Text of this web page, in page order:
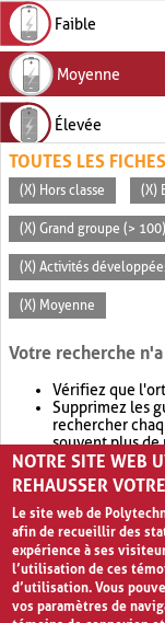
Faible
Moyenne
Élevée
TOUTES LES
(X) Hors classe (X)
(X) Grand groupe (> 100)
(X) Activités
(X) Moyenne
Votre recherche
Vérifiez que
Supprimez les
rechercher
souvent plus
Envisagez
retournera
NOTRE SITE WEB
REHAUSSER
Le site web de
afin de recueillir des
expérience à ses
l’utilisation de ces
d’utilisation. Vous
vos paramètres de